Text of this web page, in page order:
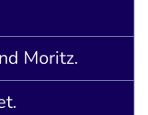
Moritz.